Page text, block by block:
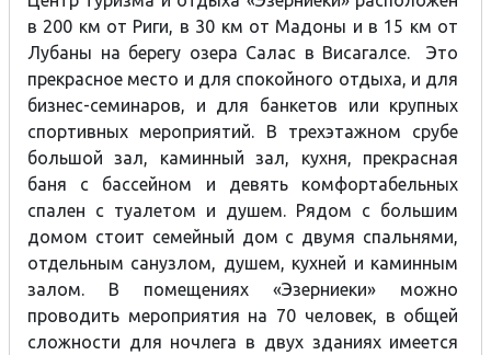
в 200 км от Риги, в 30 км от Мадоны и в 15 км от
Лубаны на берегу озера Салас в Висагалсе. Это
прекрасное место и для спокойного отдыха, и для
бизнес-семинаров, и для банкетов или крупных
спортивных мероприятий. В трехэтажном срубе
большой зал, каминный зал, кухня, прекрасная
баня с бассейном и девять комфортабельных
спален с туалетом и душем. Рядом с большим
домом стоит семейный дом с двумя спальнями,
отдельным санузлом, душем, кухней и каминным
залом. В помещениях «Эзерниеки» можно
проводить мероприятия на 70 человек, в общей
сложности для ночлега в двух зданиях имеется